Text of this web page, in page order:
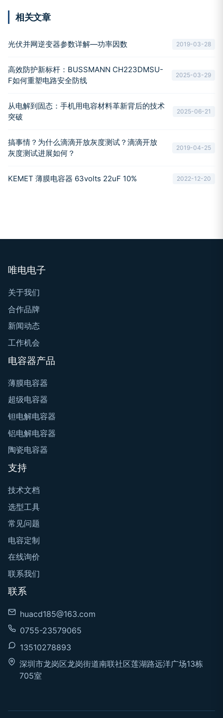
相关文章
光伏并网逆变器参数详解―功率因数 2019-03-28
高效防护新标杆：BUSSMANN CH223DMSU-
F如何重塑电路安全防线
2025-03-29
从电解到固态：手机用电容材料革新背后的技术
突破
2025-06-21
搞事情？为什么滴滴开放灰度测试？滴滴开放
灰度测试进展如何？
2019-04-25
KEMET 薄膜电容器 63volts 22uF 10% 2022-12-20
唯电电子
关于我们
合作品牌
新闻动态
工作机会
电容器产品
薄膜电容器
超级电容器
钽电解电容器
铝电解电容器
陶瓷电容器
支持
技术文档
选型工具
常见问题
电容定制
在线询价
联系我们
联系
huacd185@163.com
0755-23579065
13510278893
深圳市龙岗区龙岗街道南联社区莲湖路远洋广场13栋
705室